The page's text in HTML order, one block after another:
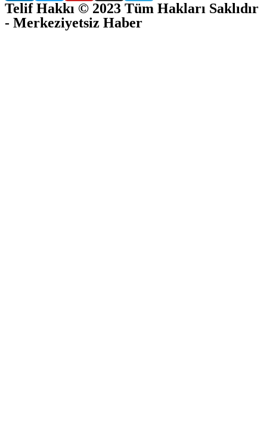
Telif Hakkı © 2023 Tüm Hakları Saklıdır
- Merkeziyetsiz Haber